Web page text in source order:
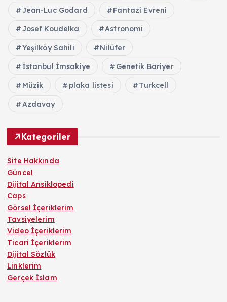
Jean-Luc Godard Fantazi Evreni
Josef Koudelka Astronomi
Yeşilköy Sahili Nilüfer
İstanbul İmsakiye Genetik Bariyer
Müzik plaka listesi Turkcell
Azdavay
Kategoriler
Site Hakkında
Güncel
Dijital Ansiklopedi
Caps
Görsel İçeriklerim
Tavsiyelerim
Video İçeriklerim
Ticari İçeriklerim
Dijital Sözlük
Linklerim
Gerçek İslam